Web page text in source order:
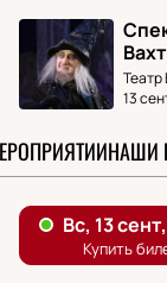
Театр
13
НАШИ